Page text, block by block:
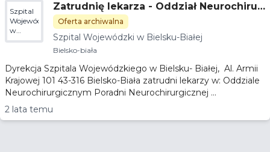
Szpital
Wojewódzki
w
Bielsku-
Zatrudnię lekarza - Oddział Neurochirur
giczny
Oferta archiwalna
Szpital Wojewódzki w Bielsku-Białej
Bielsko-biała
Dyrekcja Szpitala Wojewódzkiego w Bielsku- Białej, Al. Armii
Krajowej 101 43-316 Bielsko-Biała zatrudni lekarzy w: Oddziale
Neurochirurgicznym Poradni Neurochirurgicznej ...
2 lata temu